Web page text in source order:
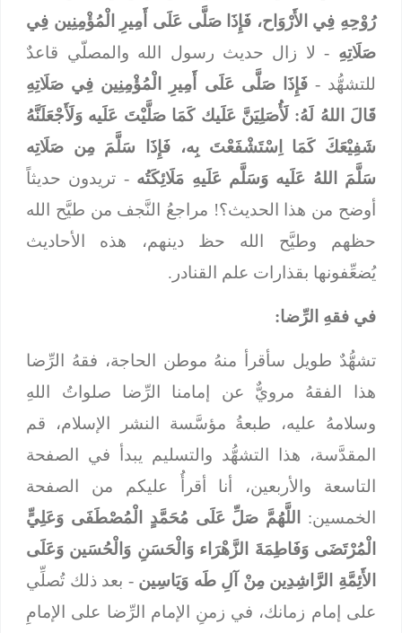
رُوْحِهِ فِي الأَرْوَاح، فَإِذَا صَلَّى عَلَى أَمِيرِ الْمُؤْمِنِين فِي
صَلَاتِهِ- لا زال حديث رسول الله والمصلّي قاعدٌ
للتشهُّد - فَإِذَا صَلَّى عَلَى أَمِيرِ الْمُؤْمِنِين
فِي صَلَاتِهِ
قَالَ اللهُ لَهُ: لَأُصَلِيَنَّ عَلَيك كَمَا صَلَّيْتَ عَلَيه وَلَأَجْعَلَنَّهُ
شَفِيْعَكَ كَمَا اِسْتَشْفَعْتَ بِه، فَإِذَا سَلَّمَ مِن صَلَاتِه
سَلَّمَ اللهُ عَلَيه وَسَلَّم عَلَيهِ مَلَائِكَتُه- تريدون حديثاً
أوضح من هذا الحديث؟! مراجعُ النَّجف من طيَّح الله
حظهم وطيَّح الله حظ دينهم، هذه الأحاديث
يُضعِّفونها بقذارات علم القنادر.
في فقهِ الرِّضا:
تشهُّدٌ طويل سأقرأ منهُ موطن الحاجة، فقهُ الرِّضا
هذا الفقهُ مرويٌّ عن إمامنا الرِّضا صلواتُ اللهِ
وسلامهُ عليه، طبعةُ مؤسَّسة النشر الإسلام، قم
المقدَّسة، هذا التشهُّد والتسليم يبدأ في الصفحة
التاسعة والأربعين، أنا أقرأُ عليكم من الصفحة
الخمسين: اللَّهُمَّ صَلِّ عَلَى مُحَمَّدٍ الْمُصْطَفَى وَعَلِيٍّ
الْمُرْتَضَى وَفَاطِمَةَ الزَّهْرَاء وَالْحَسَنِ وَالْحُسَين وَعَلَى
الأَئِمَّةِ الرَّاشِدِين مِنْ آلِ طَه وَيَاسِين- بعد ذلك تُصلِّي
على إمام زمانك، في زمنِ الإمام الرِّضا على الإمامِ